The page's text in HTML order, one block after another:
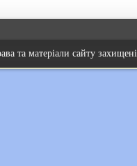
та матеріали сайту захищені